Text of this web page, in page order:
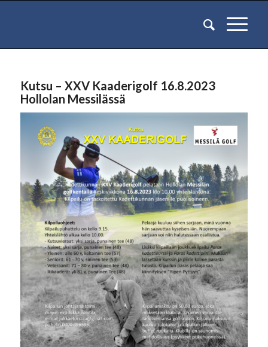
Kutsu – XXV Kaaderigolf 16.8.2023
Hollolan Messilässä